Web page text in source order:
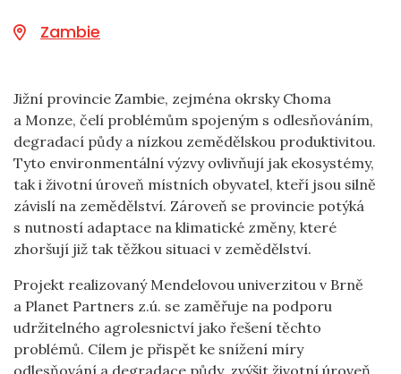
Zambie
Jižní provincie Zambie, zejména okrsky Choma
a Monze, čelí problémům spojeným s odlesňováním,
degradací půdy a nízkou zemědělskou produktivitou.
Tyto environmentální výzvy ovlivňují jak ekosystémy,
tak i životní úroveň místních obyvatel, kteří jsou silně
závislí na zemědělství. Zároveň se provincie potýká
s nutností adaptace na klimatické změny, které
zhoršují již tak těžkou situaci v zemědělství.
Projekt realizovaný Mendelovou univerzitou v Brně
a Planet Partners z.ú. se zaměřuje na podporu
udržitelného agrolesnictví jako řešení těchto
problémů. Cílem je přispět ke snížení míry